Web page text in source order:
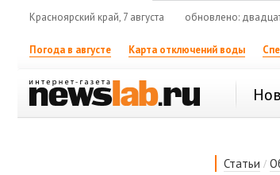
Красноярский край, 7 августа обновлено:
Погода в августе Карта отключений воды
Статьи /